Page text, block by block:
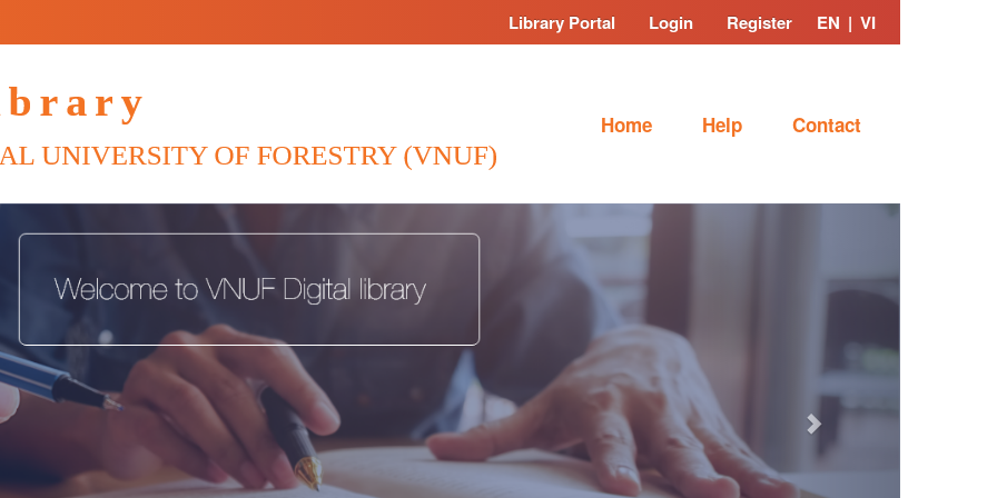
Library Portal Login Register EN | VI
Home Help Contact